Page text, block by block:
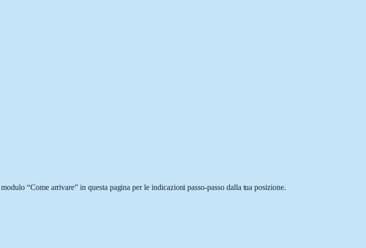
“Come arrivare” in questa pagina per le indicazioni passo-passo dalla tua posizione.